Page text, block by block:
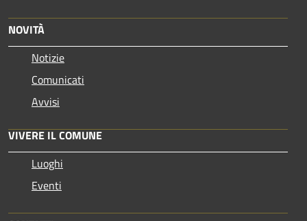
NOVITÀ
Notizie
Comunicati
Avvisi
VIVERE IL COMUNE
Luoghi
Eventi